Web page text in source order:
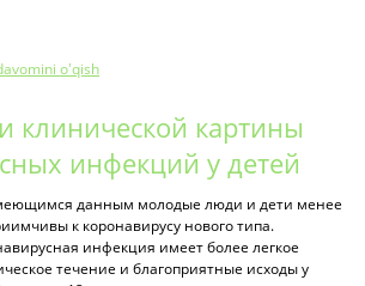
o'qish
клинической картины
инфекций у детей
данным молодые люди и дети менее
к коронавирусу нового типа.
инфекция имеет более легкое
течение и благоприятные исходы у